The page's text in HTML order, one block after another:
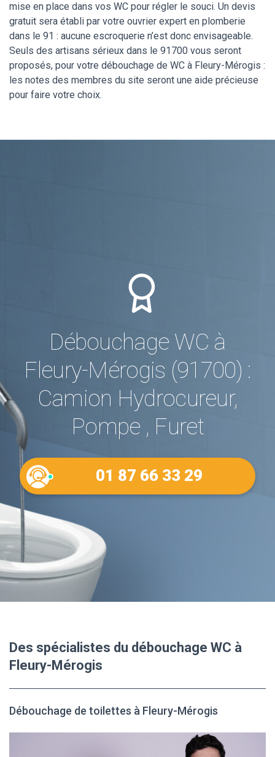
mise en place dans vos WC pour régler le souci. Un devis
gratuit sera établi par votre ouvrier expert en plomberie
dans le 91 : aucune escroquerie n’est donc envisageable.
Seuls des artisans sérieux dans le 91700 vous seront
proposés, pour votre débouchage de WC à Fleury-Mérogis :
les notes des membres du site seront une aide précieuse
pour faire votre choix.
Débouchage WC à
Fleury-Mérogis (91700) :
Camion Hydrocureur,
Pompe , Furet
01 87 66 33 29
Des spécialistes du débouchage WC à
Fleury-Mérogis
Débouchage de toilettes à Fleury-Mérogis